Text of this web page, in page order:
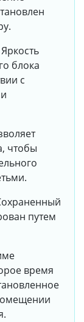
блока
с
чтобы
путем
время